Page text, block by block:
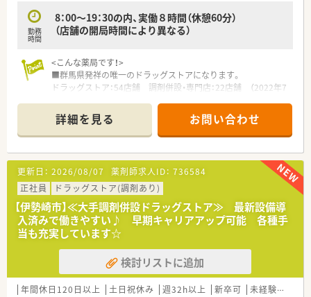
勤務
時間
8：00～19：30の内、実働８時間（休憩60分）
（店舗の開局時間により異なる）
<こんな薬局です！>
■群馬県発祥の唯一のドラッグストアになります。
ドラッグストア：54店舗 調剤併設・専門店：22店舗 （2022年7
2020年よりウエルシアホールディングスの子会社となっており
ます。
■マルエ薬局は前橋市、高崎市、伊勢崎市、渋川市、吾妻郡に計22
店舗を出店しています。
■2022年8月現在で調剤併設率は29%となっており50%を目指
しております。
■利便性向上のため、処方せん送信アプリで待ち時間なしの受け
取りや、ドライブスルーによる受け取りを実施しています。
■地域になくてはならない薬局になるため、健康測定会の開催や
地域イベントへの参加など、薬剤師がより地域の身近な存在にな
る活動に力を入れています。
■残業は1分単位にて支給となります。平均15時間/月程度(2022
全社で10時間以下になるように会社として取り組んでいます。
■全店統一でMusubiの電子薬歴を導入しています。
詳細を見る お問い合わせ
更新日： 2026/08/07 薬剤師求人ID： 736584
正社員
ドラッグストア(調剤あり)
【伊勢崎市】≪大手調剤併設ドラッグストア≫ 最新設備導
入済みで働きやすい♪ 早期キャリアアップ可能 各種手
当も充実しています☆
検討リストに追加
年間休日120日以上 土日祝休み 週32h以上 新卒可 未経験可